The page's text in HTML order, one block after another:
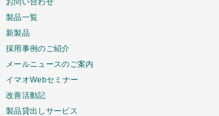
製品一覧
新製品
採用事例のご紹介
メールニュースのご案内
イマオWebセミナー
改善活動記
製品貸出しサービス